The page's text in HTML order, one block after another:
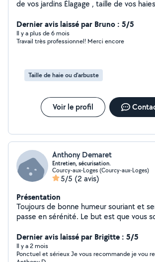
de vos jardins Élagage , taille de vos haies,
feuilles mortes , tonte, débroussaillage,
dessouchage ou rognage de souche
mécanique Démoussage façade et toiture,nettoyage
sans frais Devis gratuit rapide sur simple photo mais le
déplacement reste nécessaire sans
téléphone je me ferais un grand plaisir de
renseigner
Dernier avis laissé par Bruno : 5/5
Il y a plus de 6 mois
Travail très professionnel! Merci encore
Taille de haie ou d'arbuste
Voir le profil
Anthony Demaret
Entretien, sécurisation.
Courcy-aux-Loges (Courcy-aux-Loges)
5/5 (2 avis)
Présentation
Toujours de bonne humeur souriant et
passe en sérénité. Le but est que vous
de maison secondaire ou de Airbnb. A
Dernier avis laissé par Brigitte : 5/5
Il y a 2 mois
Ponctuel et sérieux Je vous recommande je vou